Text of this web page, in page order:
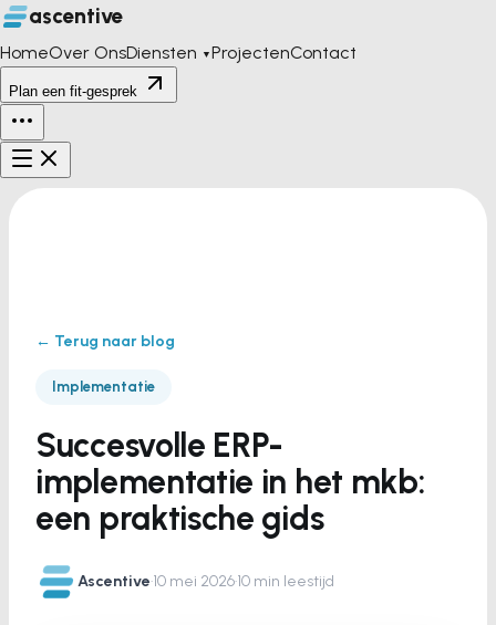
ascentive
HomeOver OnsDiensten ▼ProjectenContact
Plan een fit-gesprek
← Terug naar blog
Implementatie
Succesvolle ERP-
implementatie in het mkb:
een praktische gids
Ascentive·10 mei 2026·10 min leestijd